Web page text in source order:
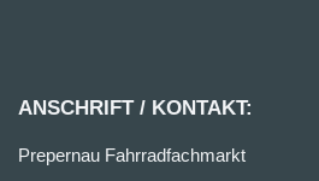
ANSCHRIFT / KONTAKT:
Prepernau Fahrradfachmarkt